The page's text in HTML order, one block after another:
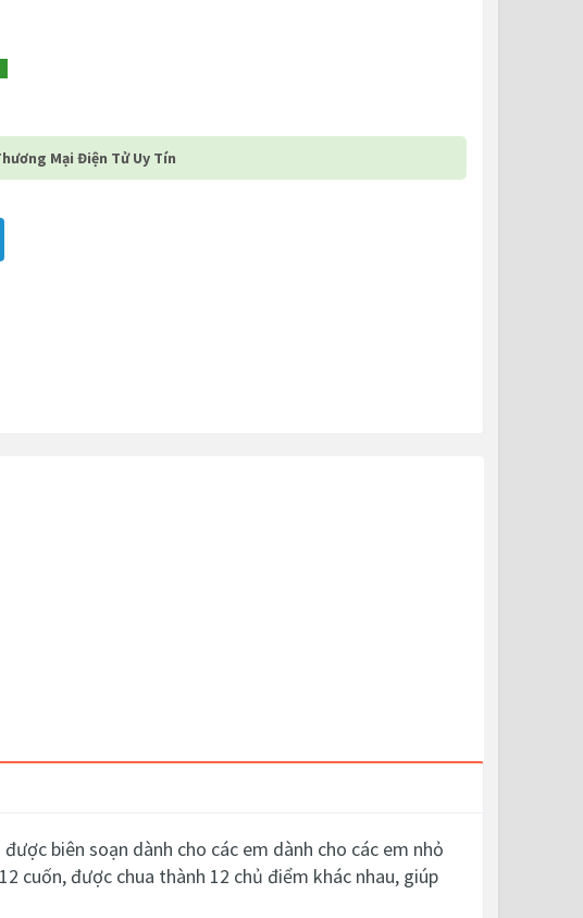
Mại Điện Tử Uy Tín
được biên soạn dành cho các em dành cho các em nhỏ
cuốn, được chua thành 12 chủ điểm khác nhau, giúp